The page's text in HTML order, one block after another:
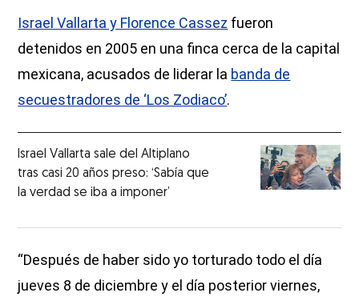
Israel Vallarta y Florence Cassez fueron
detenidos en 2005 en una finca cerca de la capital
mexicana, acusados de liderar la banda de
secuestradores de ‘Los Zodiaco’.
Israel Vallarta sale del Altiplano
tras casi 20 años preso: ‘Sabía que
la verdad se iba a imponer’
“Después de haber sido yo torturado todo el día
jueves 8 de diciembre y el día posterior viernes,